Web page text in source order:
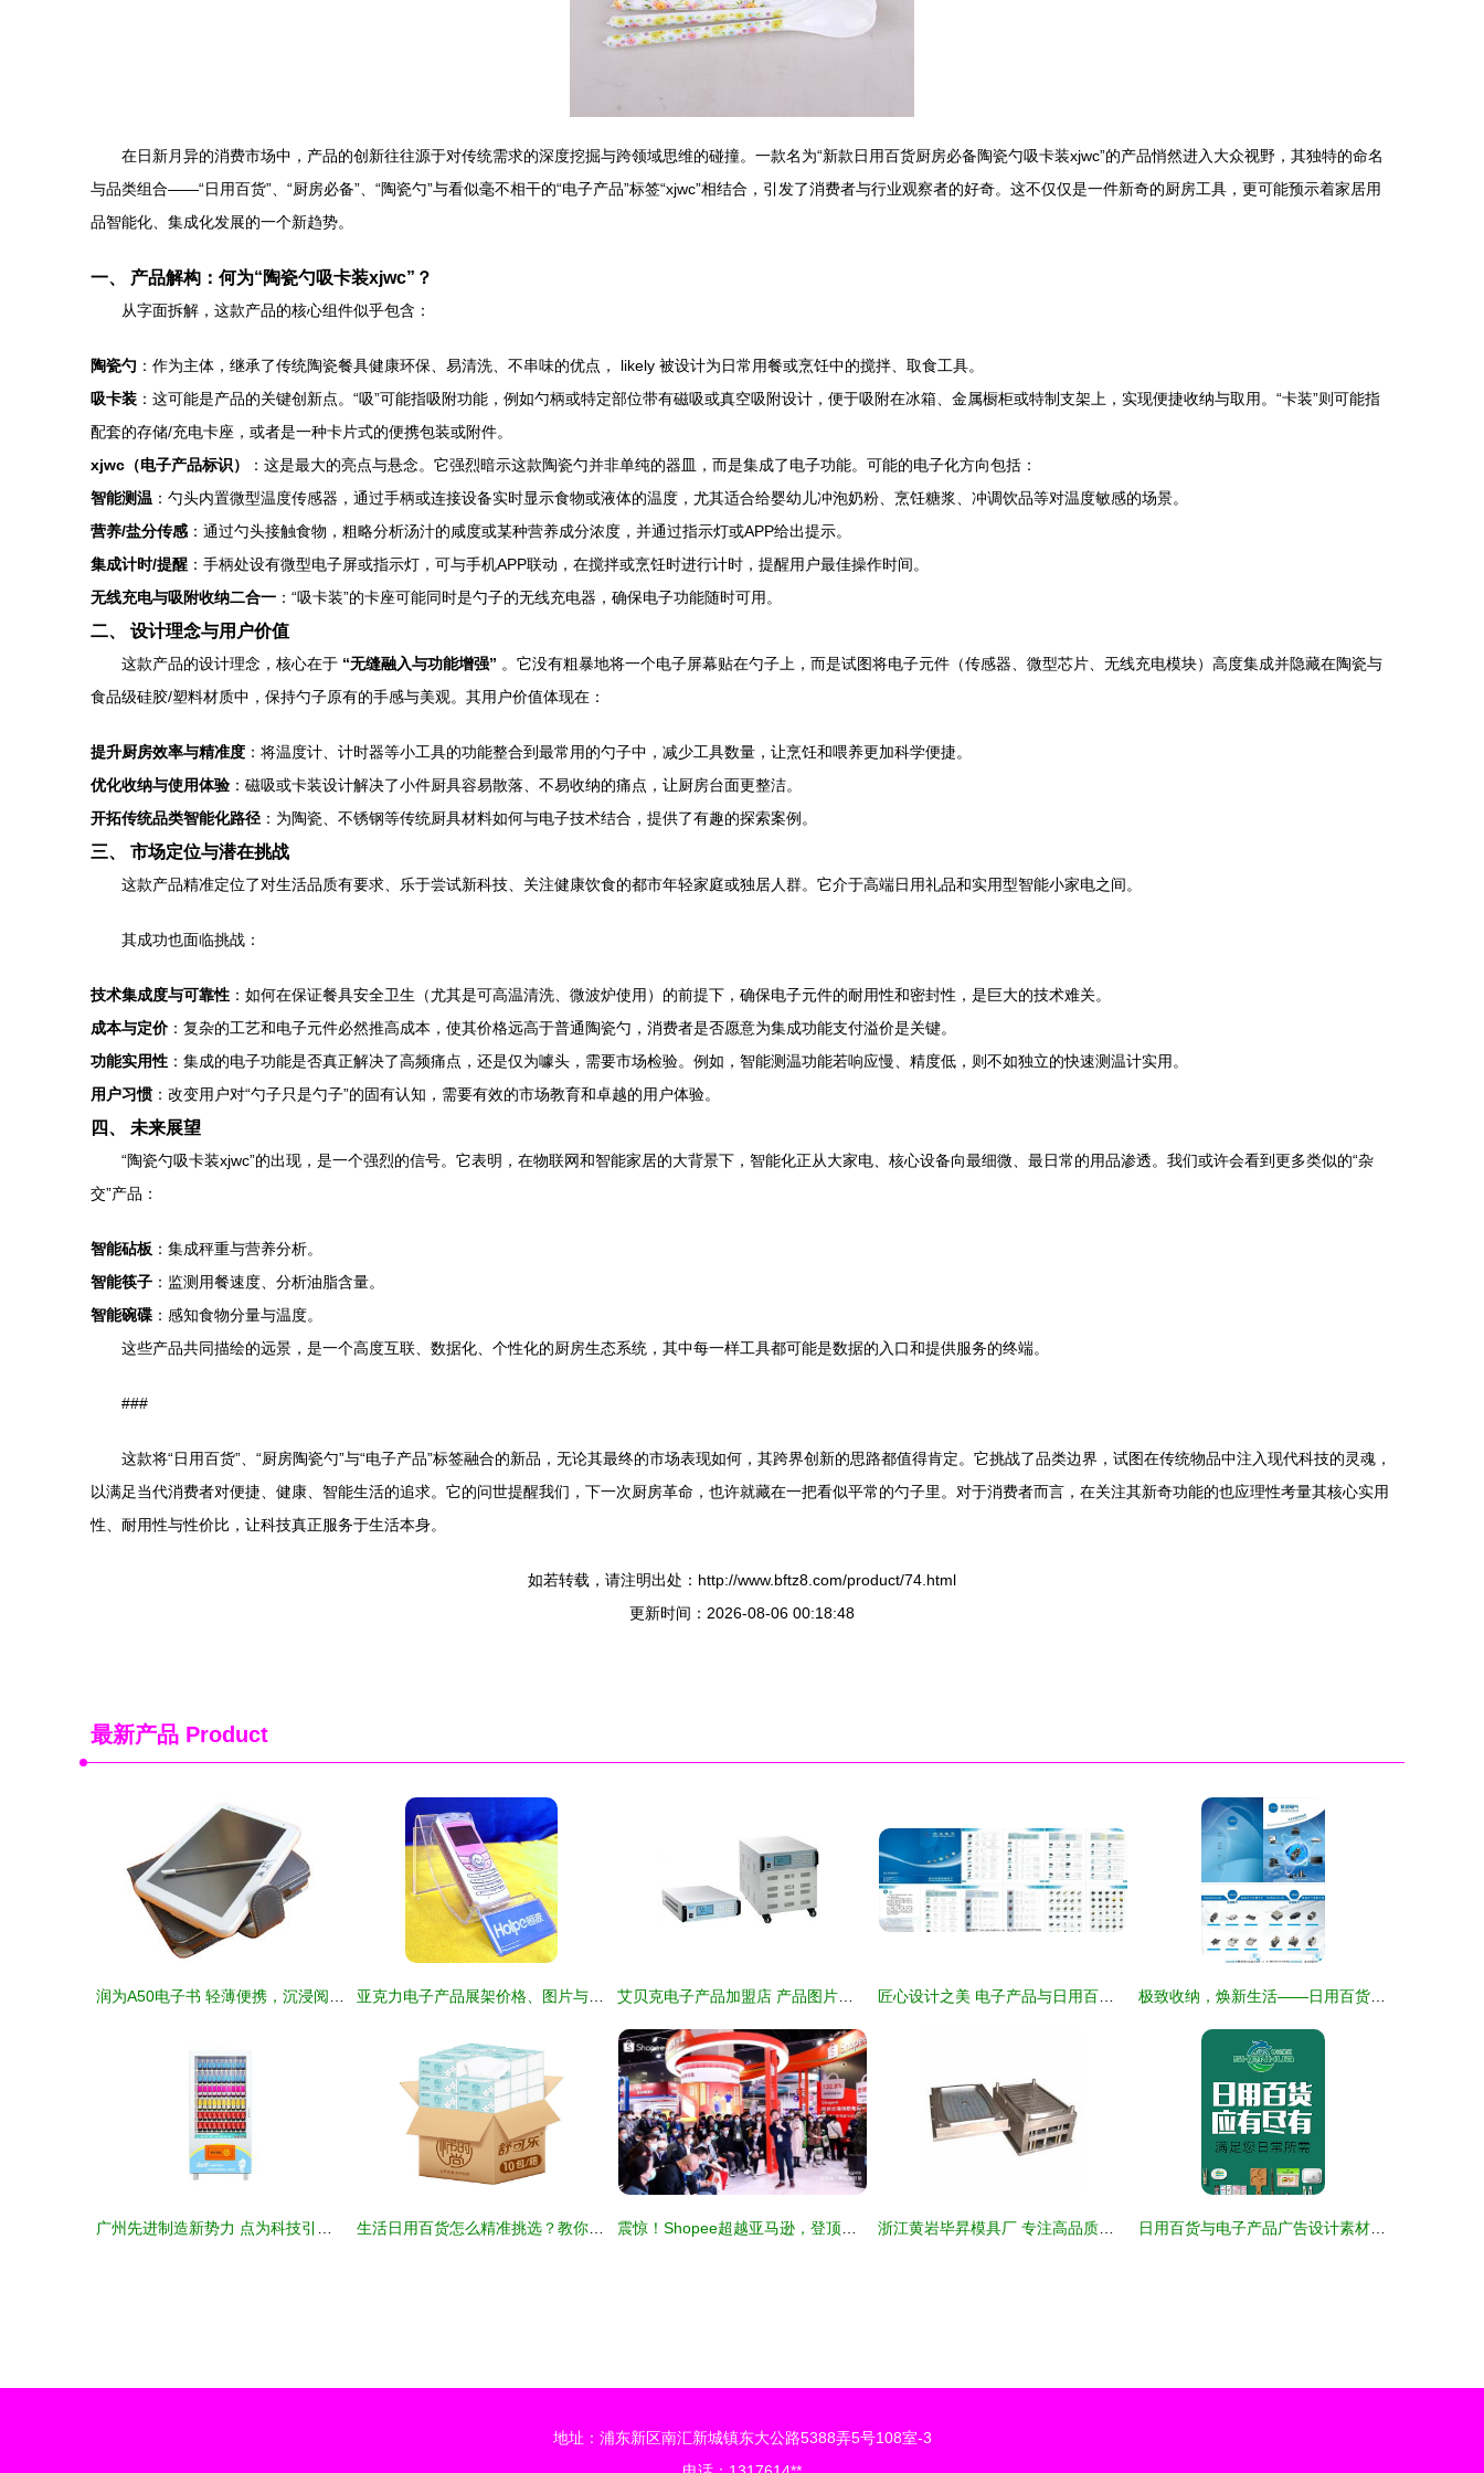
在日新月异的消费市场中，产品的创新往往源于对传统需求的深度挖掘与跨领域思维的碰撞。一款名为“新款日用百货厨房必备陶瓷勺吸卡装xjwc”的产品悄然进入大众视野，其独特的命名
与品类组合——“日用百货”、“厨房必备”、“陶瓷勺”与看似毫不相干的“电子产品”标签“xjwc”相结合，引发了消费者与行业观察者的好奇。这不仅仅是一件新奇的厨房工具，更可能预示着家居用
品智能化、集成化发展的一个新趋势。
一、 产品解构：何为“陶瓷勺吸卡装xjwc”？
从字面拆解，这款产品的核心组件似乎包含：
陶瓷勺 ：作为主体，继承了传统陶瓷餐具健康环保、易清洗、不串味的优点， likely 被设计为日常用餐或烹饪中的搅拌、取食工具。
吸卡装 ：这可能是产品的关键创新点。“吸”可能指吸附功能，例如勺柄或特定部位带有磁吸或真空吸附设计，便于吸附在冰箱、金属橱柜或特制支架上，实现便捷收纳与取用。“卡装”则可能指
配套的存储/充电卡座，或者是一种卡片式的便携包装或附件。
xjwc（电子产品标识）
：这是最大的亮点与悬念。它强烈暗示这款陶瓷勺并非单纯的器皿，而是集成了电子功能。可能的电子化方向包括：
智能测温 ：勺头内置微型温度传感器，通过手柄或连接设备实时显示食物或液体的温度，尤其适合给婴幼儿冲泡奶粉、烹饪糖浆、冲调饮品等对温度敏感的场景。
营养/盐分传感 ：通过勺头接触食物，粗略分析汤汁的咸度或某种营养成分浓度，并通过指示灯或APP给出提示。
集成计时/提醒 ：手柄处设有微型电子屏或指示灯，可与手机APP联动，在搅拌或烹饪时进行计时，提醒用户最佳操作时间。
无线充电与吸附收纳二合一 ：“吸卡装”的卡座可能同时是勺子的无线充电器，确保电子功能随时可用。
二、 设计理念与用户价值
这款产品的设计理念，核心在于 “无缝融入与功能增强” 。它没有粗暴地将一个电子屏幕贴在勺子上，而是试图将电子元件（传感器、微型芯片、无线充电模块）高度集成并隐藏在陶瓷与
食品级硅胶/塑料材质中，保持勺子原有的手感与美观。其用户价值体现在：
提升厨房效率与精准度 ：将温度计、计时器等小工具的功能整合到最常用的勺子中，减少工具数量，让烹饪和喂养更加科学便捷。
优化收纳与使用体验 ：磁吸或卡装设计解决了小件厨具容易散落、不易收纳的痛点，让厨房台面更整洁。
开拓传统品类智能化路径 ：为陶瓷、不锈钢等传统厨具材料如何与电子技术结合，提供了有趣的探索案例。
三、 市场定位与潜在挑战
这款产品精准定位了对生活品质有要求、乐于尝试新科技、关注健康饮食的都市年轻家庭或独居人群。它介于高端日用礼品和实用型智能小家电之间。
其成功也面临挑战：
技术集成度与可靠性 ：如何在保证餐具安全卫生（尤其是可高温清洗、微波炉使用）的前提下，确保电子元件的耐用性和密封性，是巨大的技术难关。
成本与定价：复杂的工艺和电子元件必然推高成本，使其价格远高于普通陶瓷勺，消费者是否愿意为集成功能支付溢价是关键。
功能实用性 ：集成的电子功能是否真正解决了高频痛点，还是仅为噱头，需要市场检验。例如，智能测温功能若响应慢、精度低，则不如独立的快速测温计实用。
用户习惯：改变用户对“勺子只是勺子”的固有认知，需要有效的市场教育和卓越的用户体验。
四、 未来展望
“陶瓷勺吸卡装xjwc”的出现，是一个强烈的信号。它表明，在物联网和智能家居的大背景下，智能化正从大家电、核心设备向最细微、最日常的用品渗透。我们或许会看到更多类似的“杂
交”产品：
智能砧板 ：集成秤重与营养分析。
智能筷子 ：监测用餐速度、分析油脂含量。
智能碗碟 ：感知食物分量与温度。
这些产品共同描绘的远景，是一个高度互联、数据化、个性化的厨房生态系统，其中每一样工具都可能是数据的入口和提供服务的终端。
###
这款将“日用百货”、“厨房陶瓷勺”与“电子产品”标签融合的新品，无论其最终的市场表现如何，其跨界创新的思路都值得肯定。它挑战了品类边界，试图在传统物品中注入现代科技的灵魂，
以满足当代消费者对便捷、健康、智能生活的追求。它的问世提醒我们，下一次厨房革命，也许就藏在一把看似平常的勺子里。对于消费者而言，在关注其新奇功能的也应理性考量其核心实用
性、耐用性与性价比，让科技真正服务于生活本身。
如若转载，请注明出处：http://www.bftz8.com/product/74.html
更新时间：2026-08-06 00:18:48
最新产品 Product
地址：浦东新区南汇新城镇东大公路5388弄5号108室-3